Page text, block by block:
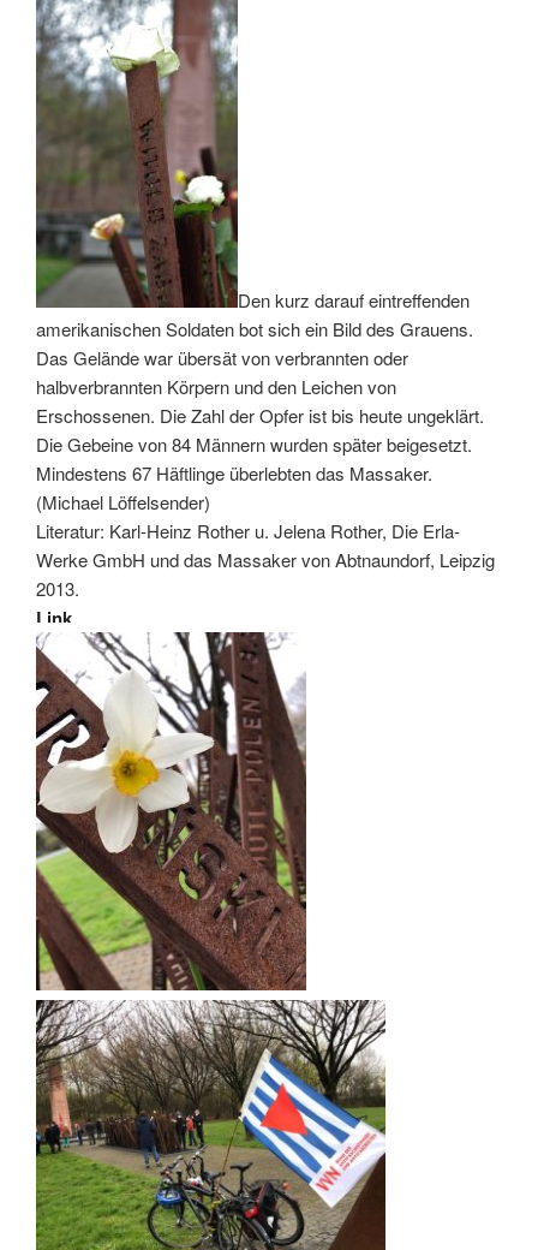
Den kurz darauf eintreffenden
amerikanischen Soldaten bot sich ein Bild des Grauens.
Das Gelände war übersät von verbrannten oder
halbverbrannten Körpern und den Leichen von
Erschossenen. Die Zahl der Opfer ist bis heute ungeklärt.
Die Gebeine von 84 Männern wurden später beigesetzt.
Mindestens 67 Häftlinge überlebten das Massaker.
(Michael Löffelsender)
Literatur: Karl-Heinz Rother u. Jelena Rother, Die Erla-
Werke GmbH und das Massaker von Abtnaundorf, Leipzig
2013.
Link